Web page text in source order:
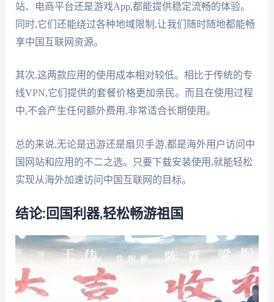
站、电商平台还是游戏App,都能提供稳定流畅的体验。
同时,它们还能绕过各种地域限制,让我们随时随地都能畅
享中国互联网资源。
其次,这两款应用的使用成本相对较低。相比于传统的专
线VPN,它们提供的套餐价格更加亲民。而且在使用过程
中,不会产生任何额外费用,非常适合长期使用。
总的来说,无论是迅游还是扇贝手游,都是海外用户访问中
国网站和应用的不二之选。只要下载安装使用,就能轻松
实现从海外加速访问中国互联网的目标。
结论:回国利器,轻松畅游祖国